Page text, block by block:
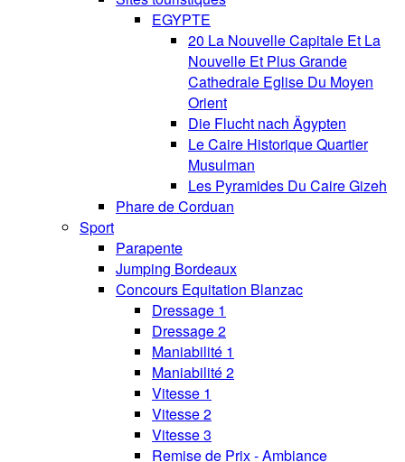
EGYPTE
20 La Nouvelle Capitale Et La
Nouvelle Et Plus Grande
Cathedrale Eglise Du Moyen
Orient
Die Flucht nach Ägypten
Le Caire Historique Quartier
Musulman
Les Pyramides Du Caire Gizeh
Phare de Corduan
Sport
Parapente
Jumping Bordeaux
Concours Equitation Blanzac
Dressage 1
Dressage 2
Maniabilité 1
Maniabilité 2
Vitesse 1
Vitesse 2
Vitesse 3
Remise de Prix - Ambiance